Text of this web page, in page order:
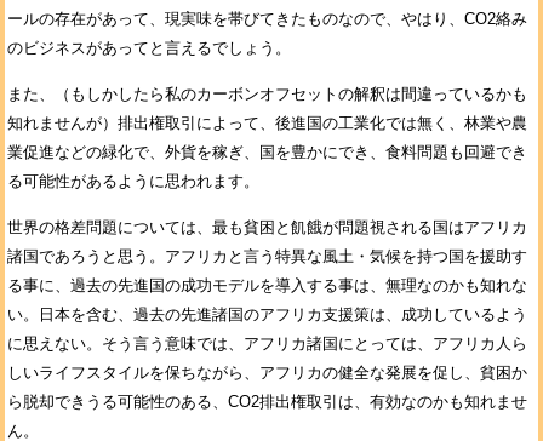
ールの存在があって、現実味を帯びてきたものなので、やはり、CO2絡み
のビジネスがあってと言えるでしょう。
また、（もしかしたら私のカーボンオフセットの解釈は間違っているかも
知れませんが）排出権取引によって、後進国の工業化では無く、林業や農
業促進などの緑化で、外貨を稼ぎ、国を豊かにでき、食料問題も回避でき
る可能性があるように思われます。
世界の格差問題については、最も貧困と飢餓が問題視される国はアフリカ
諸国であろうと思う。アフリカと言う特異な風土・気候を持つ国を援助す
る事に、過去の先進国の成功モデルを導入する事は、無理なのかも知れな
い。日本を含む、過去の先進諸国のアフリカ支援策は、成功しているよう
に思えない。そう言う意味では、アフリカ諸国にとっては、アフリカ人ら
しいライフスタイルを保ちながら、アフリカの健全な発展を促し、貧困か
ら脱却できうる可能性のある、CO2排出権取引は、有効なのかも知れませ
ん。